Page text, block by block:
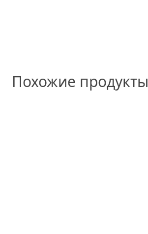
Похожие продукты